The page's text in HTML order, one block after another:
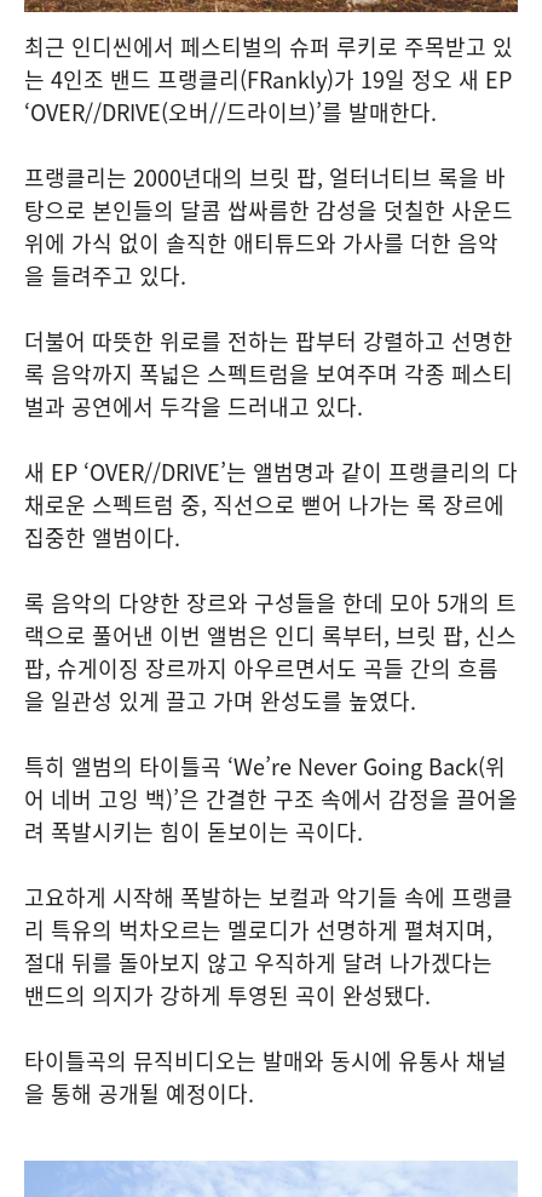
최근 인디씬에서 페스티벌의 슈퍼 루키로 주목받고 있
는 4인조 밴드 프랭클리(FRankly)가 19일 정오 새 EP
‘OVER//DRIVE(오버//드라이브)’를 발매한다.
프랭클리는 2000년대의 브릿 팝, 얼터너티브 록을 바
탕으로 본인들의 달콤 쌉싸름한 감성을 덧칠한 사운드
위에 가식 없이 솔직한 애티튜드와 가사를 더한 음악
을 들려주고 있다.
더불어 따뜻한 위로를 전하는 팝부터 강렬하고 선명한
록 음악까지 폭넓은 스펙트럼을 보여주며 각종 페스티
벌과 공연에서 두각을 드러내고 있다.
새 EP ‘OVER//DRIVE’는 앨범명과 같이 프랭클리의 다
채로운 스펙트럼 중, 직선으로 뻗어 나가는 록 장르에
집중한 앨범이다.
록 음악의 다양한 장르와 구성들을 한데 모아 5개의 트
랙으로 풀어낸 이번 앨범은 인디 록부터, 브릿 팝, 신스
팝, 슈게이징 장르까지 아우르면서도 곡들 간의 흐름
을 일관성 있게 끌고 가며 완성도를 높였다.
특히 앨범의 타이틀곡 ‘We’re Never Going Back(위
어 네버 고잉 백)’은 간결한 구조 속에서 감정을 끌어올
려 폭발시키는 힘이 돋보이는 곡이다.
고요하게 시작해 폭발하는 보컬과 악기들 속에 프랭클
리 특유의 벅차오르는 멜로디가 선명하게 펼쳐지며,
절대 뒤를 돌아보지 않고 우직하게 달려 나가겠다는
밴드의 의지가 강하게 투영된 곡이 완성됐다.
타이틀곡의 뮤직비디오는 발매와 동시에 유통사 채널
을 통해 공개될 예정이다.